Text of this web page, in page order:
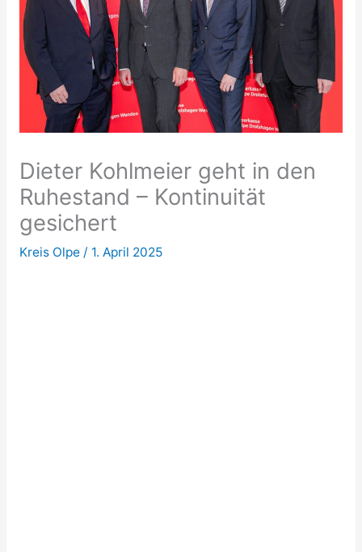
Dieter Kohlmeier geht in den
Ruhestand – Kontinuität
gesichert
Kreis Olpe/ 1. April 2025